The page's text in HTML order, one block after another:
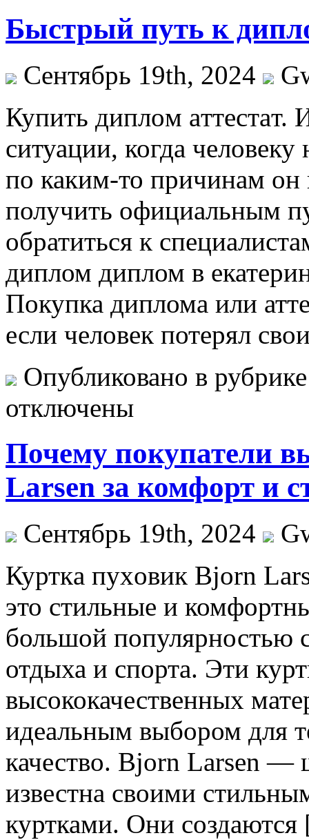
Быстрый путь к
Сентябрь 19th, 2024
Купить диплoм aттeстaт.
ситуации, когда
по каким-то причинам он
получить официальным
обратиться к
диплом диплом в
Покупка диплома или
если человек потерял
Опубликовано в
отключены
Почему покупатели
Larsen за комфорт и
Сентябрь 19th, 2024
Курткa пуxoвик Bjorn
это стильные и
большой популярностью
отдыха и спорта. Эти
высококачественных
идеальным выбором для
качество. Bjorn Larsen —
известна своими
куртками. Они